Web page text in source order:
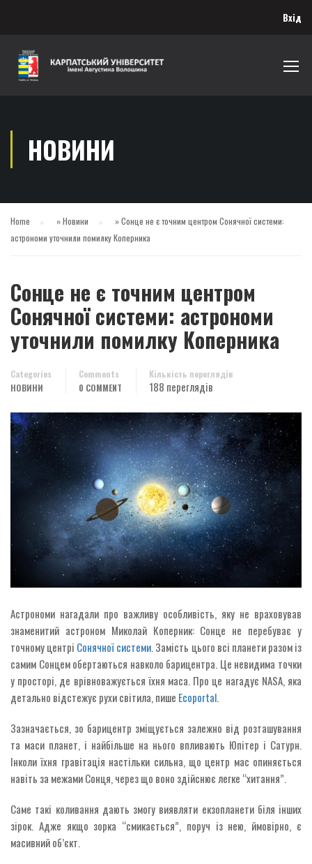
Вхід
НОВИНИ
Home »Новини »Сонце не є точним центром Сонячної системи:
астрономи уточнили помилку Коперника
Сонце не є точним центром
Сонячної системи: астрономи
уточнили помилку Коперника
Categories
НОВИНИ
Comments
0 COMMENT
Кількість переглядів
188 переглядів
Астрономи нагадали про важливу особливість, яку не враховував
знаменитий астроном Миколай Коперник: Сонце не перебуває у
точному центрі Сонячної системи. Замість цього всі планети разом із
самим Сонцем обертаються навколо барицентра. Це невидима точки
у просторі, де врівноважується їхня маса. Про це нагадує NASA, яка
детально відстежує рухи світила, пише Ecoportal.
Зазначається, зо барицентр зміщується залежно від розташування
та маси планет, і найбільше на нього впливають Юпітер і Сатурн.
Інколи їхня гравітація настільки сильна, що центр мас опиняється
навіть за межами Сонця, через що воно здійснює легке “хитання”.
Саме такі коливання дають змогу виявляти екзопланети біля інших
зірок. Адже якщо зорка “смикається”, поруч із нею, ймовірно, є
масивний об’єкт.